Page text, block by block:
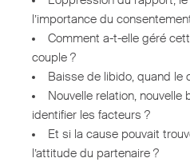
l’importance du
Comment a-t-elle géré
couple ?
Baisse de libido, quand le
Nouvelle relation, nouvelle
identifier les facteurs ?
Et si la cause pouvait
l’attitude du partenaire ?